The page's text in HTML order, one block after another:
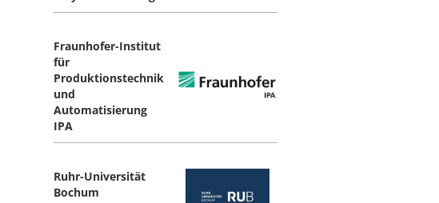
Fraunhofer-Institut
für
Produktionstechnik
und
Automatisierung
IPA
Ruhr-Universität
Bochum